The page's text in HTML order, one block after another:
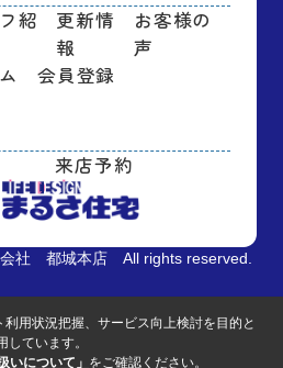
紹
更新情
報
お客様の
声
会員登録
来店予約
会社 都城本店 All rights reserved.
用状況把握、サービス向上検討を目的と
ています。
いについて」 をご確認ください。